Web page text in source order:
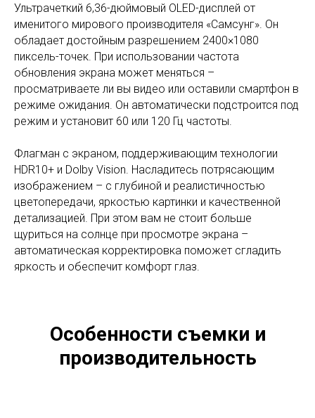
Ультрачеткий 6,36-дюймовый OLED-дисплей от
именитого мирового производителя «Самсунг». Он
обладает достойным разрешением 2400×1080
пиксель-точек. При использовании частота
обновления экрана может меняться –
просматриваете ли вы видео или оставили смартфон в
режиме ожидания. Он автоматически подстроится под
режим и установит 60 или 120 Гц частоты.
Флагман с экраном, поддерживающим технологии
HDR10+ и Dolby Vision. Насладитесь потрясающим
изображением – с глубиной и реалистичностью
цветопередачи, яркостью картинки и качественной
детализацией. При этом вам не стоит больше
щуриться на солнце при просмотре экрана –
автоматическая корректировка поможет сгладить
яркость и обеспечит комфорт глаз.
Особенности съемки и
производительность